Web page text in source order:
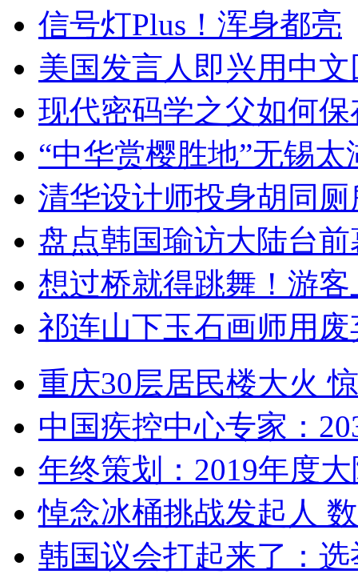
信号灯Plus！浑身都亮
美国发言人即兴用中
现代密码学之父如何
“中华赏樱胜地”无锡
清华设计师投身胡同
盘点韩国瑜访大陆台
想过桥就得跳舞！游客
祁连山下玉石画师用
重庆30层居民楼大火
中国疾控中心专家：
年终策划：2019年度
悼念冰桶挑战发起人
韩国议会打起来了：